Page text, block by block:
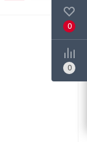
0
0